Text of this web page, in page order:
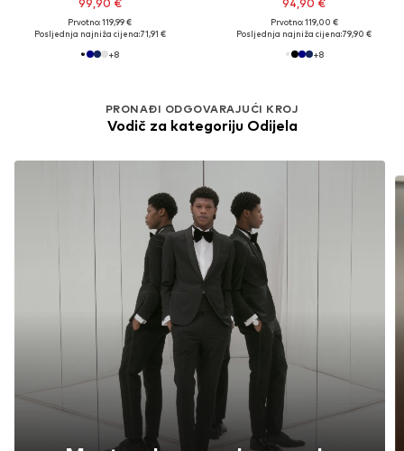
99,90 €
Prvotno: 119,99 €
Posljednja najniža cijena:71,91 €
+8
94,90 €
Prvotno: 119,00 €
Posljednja najniža cijena:79,90 €
+8
PRONAĐI ODGOVARAJUĆI KROJ
Vodič za kategoriju Odijela